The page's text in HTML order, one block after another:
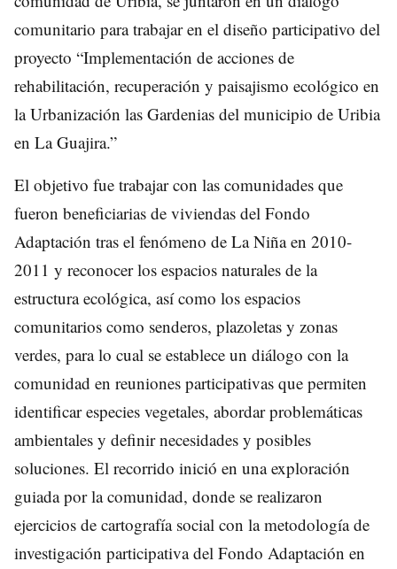
comunitario para trabajar en el diseño participativo del
proyecto “Implementación de acciones de
rehabilitación, recuperación y paisajismo ecológico en
la Urbanización las Gardenias del municipio de Uribia
en La Guajira.”
El objetivo fue trabajar con las comunidades que
fueron beneficiarias de viviendas del Fondo
Adaptación tras el fenómeno de La Niña en 2010-
2011 y reconocer los espacios naturales de la
estructura ecológica, así como los espacios
comunitarios como senderos, plazoletas y zonas
verdes, para lo cual se establece un diálogo con la
comunidad en reuniones participativas que permiten
identificar especies vegetales, abordar problemáticas
ambientales y definir necesidades y posibles
soluciones. El recorrido inició en una exploración
guiada por la comunidad, donde se realizaron
ejercicios de cartografía social con la metodología de
investigación participativa del Fondo Adaptación en